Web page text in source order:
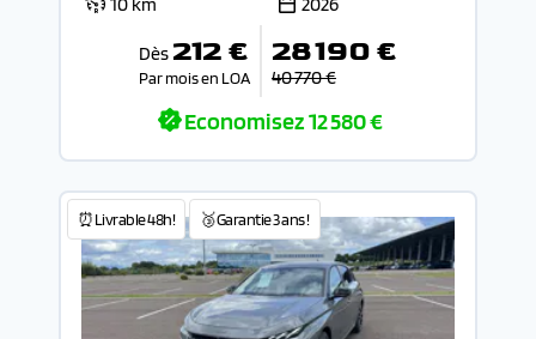
Dès 212 €
Par mois en LOA
28 190 €
40 770 €
Economisez12 580 €
⏰Livrable 48h! 🥉Garantie 3 ans !